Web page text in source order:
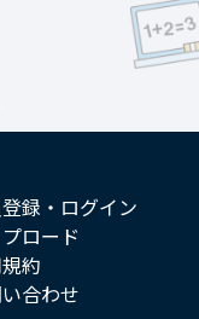
録・ログイン
ロード
約
合わせ